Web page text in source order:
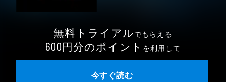
無料トライアルでもらえる
600円分のポイント を利用して
今すぐ読む